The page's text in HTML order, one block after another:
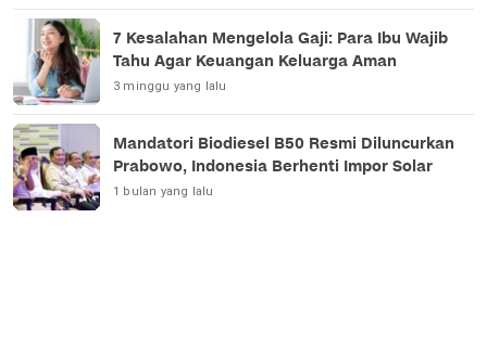
7 Kesalahan Mengelola Gaji: Para Ibu Wajib
Tahu Agar Keuangan Keluarga Aman
3 minggu yang lalu
Mandatori Biodiesel B50 Resmi Diluncurkan
Prabowo, Indonesia Berhenti Impor Solar
1 bulan yang lalu